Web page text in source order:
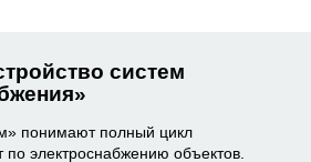
систем
понимают полный цикл
по электроснабжению объектов.